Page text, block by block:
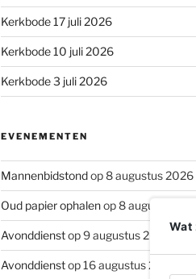
Kerkbode 17 juli 2026
Kerkbode 10 juli 2026
Kerkbode 3 juli 2026
EVENEMENTEN
Mannenbidstondop 8 augustus
Oud papier ophalenop 8 augustus
Avonddienstop 9 augustus 2026
Avonddienstop 16 augustus 2026
Wat